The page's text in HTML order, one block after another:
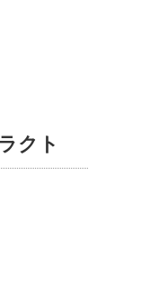
クト